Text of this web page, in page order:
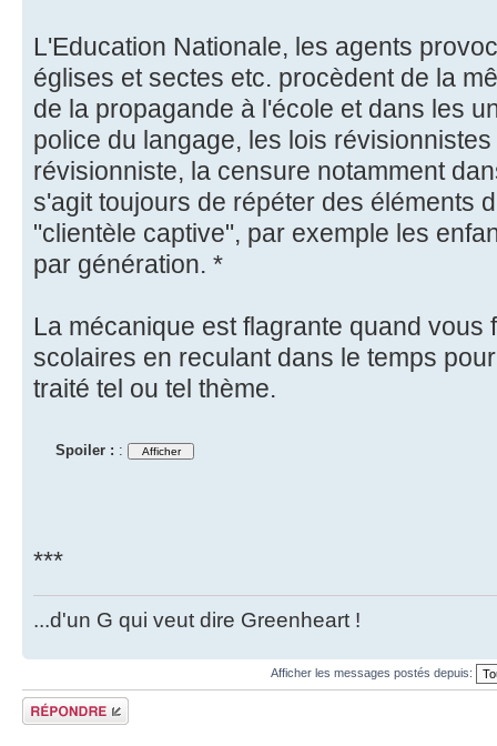
L'Education Nationale, les agents
églises et sectes etc. procèdent de la
de la propagande à l'école et dans les
police du langage, les lois
révisionniste, la censure notamment
s'agit toujours de répéter des éléments
"clientèle captive", par exemple les
par génération. *
La mécanique est flagrante quand vous
scolaires en reculant dans le temps
traité tel ou tel thème.
Spoiler : :
***
...d'un G qui veut dire Greenheart !
Afficher les messages postés depuis:
Répondre